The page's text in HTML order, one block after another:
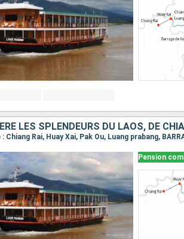
LES SPLENDEURS DU LAOS, DE
Chiang Rai, Huay Xai, Pak Ou, Luang prabang,
Pension